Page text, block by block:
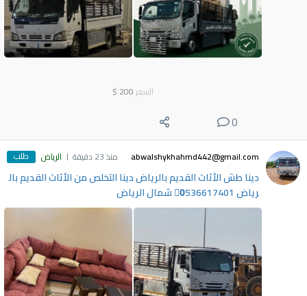
السعر 200
$
0
abwalshykhahmd442@gmail.com منذ 23 دقيقة الرياض طلب
دينا طش الأثاث القديم بالرياض دينا التخلص من الأثاث القديم بال
رياض 0َ536617401 شمال الرياض